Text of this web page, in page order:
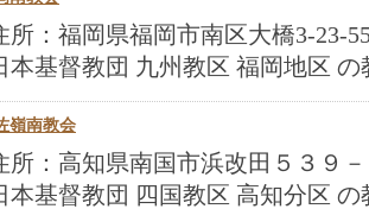
所：福岡県福岡市南区大橋3-23-
本基督教団 九州教区 福岡地区 の
嶺南教会
所：高知県南国市浜改田５３９
本基督教団 四国教区 高知分区 の